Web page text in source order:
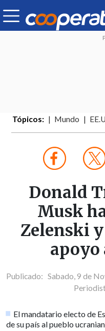
Tópicos: Mundo
Donald
Musk
Zelenski
apoyo
Publicado: Sabado, 9 de
El mandatario electo de
de su país al pueblo